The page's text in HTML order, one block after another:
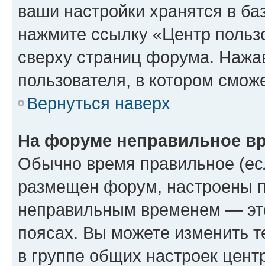
ваши настройки хранятся в
нажмите ссылку «Центр
сверху страниц форума.
пользователя, в котором
Вернуться наверх
На форуме неправильное
Обычно время правильное
размещен форум, настроены
неправильным временем —
поясах. Вы можете изменить
в группе общих настроек